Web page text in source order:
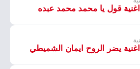
قول يا محمد محمد عبده
يضر الروح ايمان الشميطي